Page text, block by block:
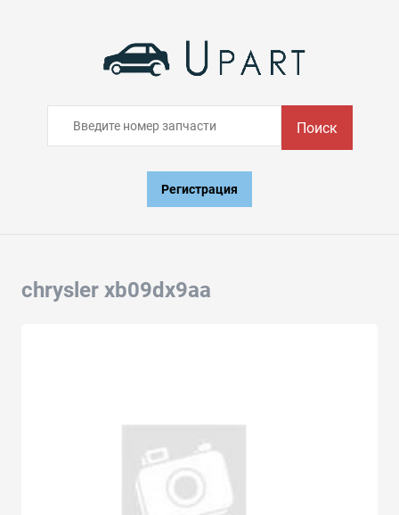
Поиск
Регистрация
chrysler xb09dx9aa